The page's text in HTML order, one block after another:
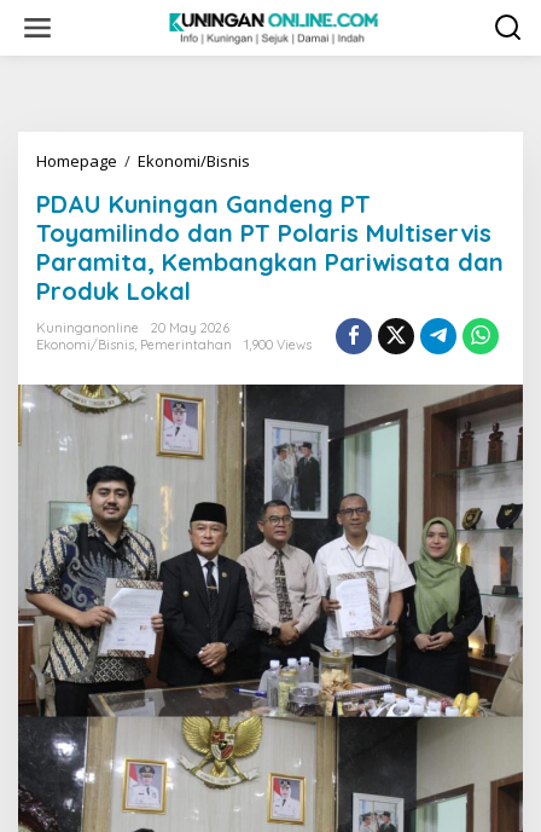
content
Homepage / Ekonomi/Bisnis
Gandeng
PT
Toyamilindo
dan
Paramita,
dan
Produk
Lokal
PDAU Kuningan Gandeng PT
Toyamilindo dan PT Polaris Multiservis
Paramita, Kembangkan Pariwisata dan
Produk Lokal
Kuninganonline
20 May 2026
Ekonomi/Bisnis, Pemerintahan 1,900 Views